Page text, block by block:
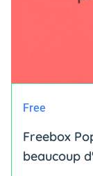
Free
Freebox
beaucoup